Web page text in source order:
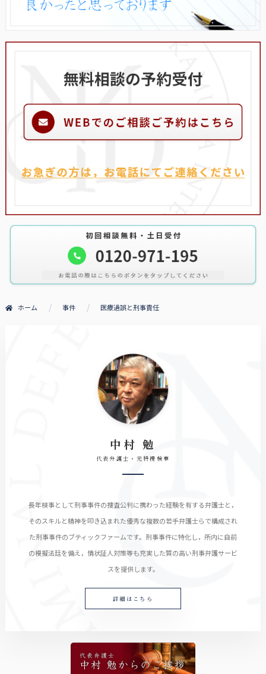
ホーム 事件 医療過誤と刑事責任
中村 勉
代表弁護士・元特捜検事
長年検事として刑事事件の捜査公判に携わった経験を有する弁護士と，
そのスキルと精神を叩き込まれた優秀な複数の若手弁護士らで構成され
た刑事事件のブティックファームです。刑事事件に特化し，所内に自前
の模擬法廷を備え，情状証人対策等も充実した質の高い刑事弁護サービ
スを提供します。
詳細はこちら